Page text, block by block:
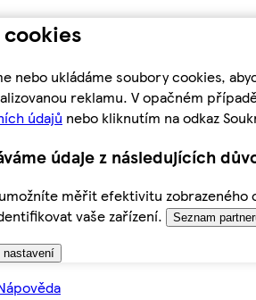
nebo ukládáme soubory cookies,
reklamu. V opačném
údajů nebo kliknutím na odkaz
údaje z následujících
měřit efektivitu
vaše zařízení.
Seznam
nastavení